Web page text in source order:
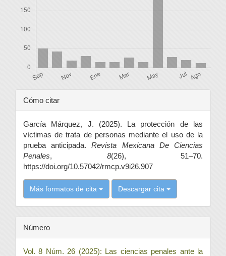
Detalles
del
artículo
Cómo citar
García Márquez, J. (2025). La protección de las
víctimas de trata de personas mediante el uso de la
prueba anticipada.Revista Mexicana De Ciencias
Penales, 8(26), 51–70.
https://doi.org/10.57042/rmcp.v9i26.907
Más formatos de cita Descargar cita
Número
Vol. 8 Núm. 26 (2025): Las ciencias penales ante la